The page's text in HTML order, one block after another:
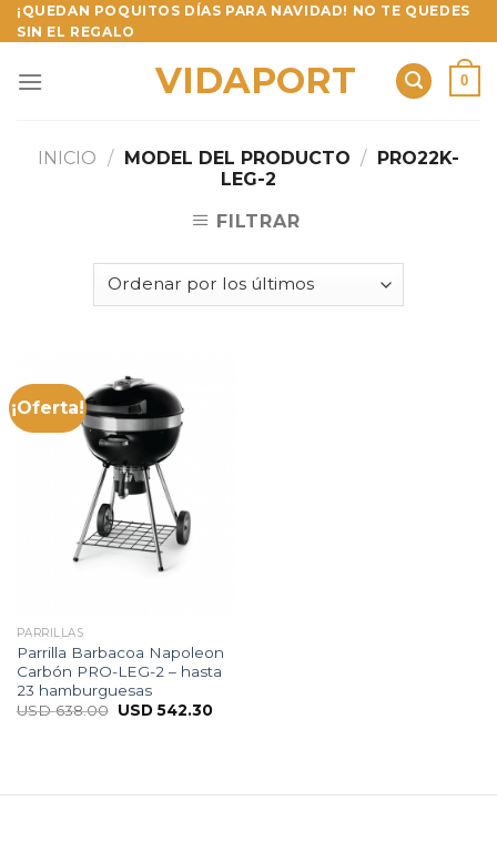
Skip
to
¡QUEDAN POQUITOS DÍAS PARA NAVIDAD! NO TE QUEDES
SIN EL REGALO
VIDAPORT 0
INICIO / MODEL DEL PRODUCTO / PRO22K-
LEG-2
FILTRAR
¡Oferta!
PARRILLAS
Parrilla Barbacoa Napoleon
Carbón PRO-LEG-2 – hasta
23 hamburguesas
USD638.00 USD542.30